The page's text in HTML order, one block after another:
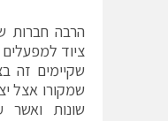
הרבה חברות
ציוד למפעלים
שקיימים זה
שמקורו אצל
שונות ואשר